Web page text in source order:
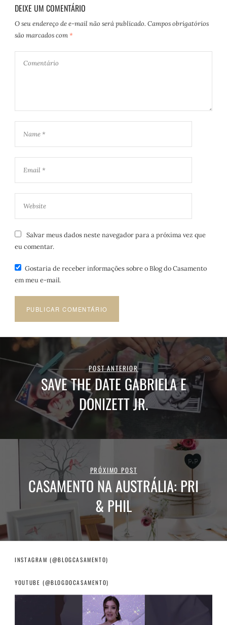
DEIXE UM COMENTÁRIO
O seu endereço de e-mail não será publicado. Campos obrigatórios
são marcados com *
Salvar meus dados neste navegador para a próxima vez que
eu comentar.
Gostaria de receber informações sobre o Blog do Casamento
em meu e-mail.
POST ANTERIOR
SAVE THE DATE GABRIELA E
DONIZETT JR.
PRÓXIMO POST
CASAMENTO NA AUSTRÁLIA: PRI
& PHIL
INSTAGRAM (@BLOGCASAMENTO)
YOUTUBE (@BLOGDOCASAMENTO)